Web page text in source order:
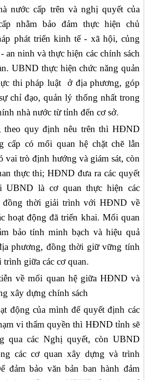
nước cấp trên và nghị quyết của
nhằm bảo đảm thực hiện chủ
phát triển kinh tế - xã hội, củng
an ninh và thực hiện các chính sách
UBND thực hiện chức năng quản
thi pháp luật ở địa phương, góp
chỉ đạo, quản lý thống nhất trong
nhà nước từ tỉnh đến cơ sở.
theo quy định nêu trên thì HĐND
cấp có mối quan hệ chặt chẽ lẫn
vai trò định hướng và giám sát, còn
thực thi; HĐND đưa ra các quyết
UBND là cơ quan thực hiện các
đồng thời giải trình với HĐND về
hoạt động đã triển khai. Mối quan
bảo tính minh bạch và hiệu quả
phương, đồng thời giữ vững tính
trình giữa các cơ quan.
về mối quan hệ giữa HĐND và
xây dựng chính sách
động của mình để quyết định các
vi thẩm quyền thì HĐND tỉnh sẽ
qua các Nghị quyết, còn UBND
các cơ quan xây dựng và trình
đảm bảo văn bản ban hành đảm